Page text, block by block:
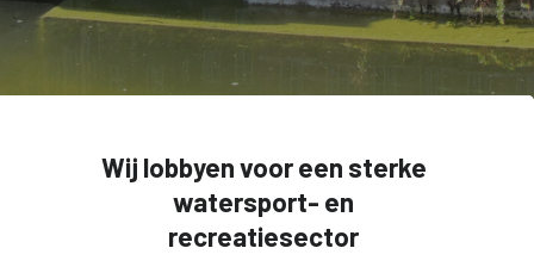
Wij lobbyen voor een sterke
watersport- en
recreatiesector